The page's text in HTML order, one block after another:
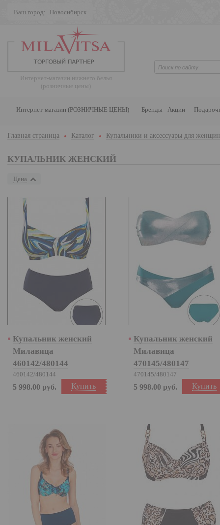
Ваш город: Новосибирск
Интернет-магазин нижнего белья
(розничные цены)
Интернет-магазин (РОЗНИЧНЫЕ ЦЕНЫ) Бренды Акции
Главная страница Каталог Купальники и аксессуары для
КУПАЛЬНИК ЖЕНСКИЙ
Цена
Купальник женский
Милавица
460142/480144
460142/480144
Купить
5 998.00 руб.
Купальник женский
Милавица
470145/480147
470145/480147
Купить
5 998.00 руб.